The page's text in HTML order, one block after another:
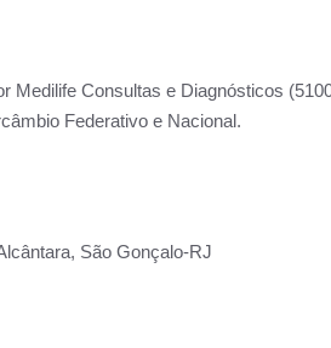
Medilife Consultas e Diagnósticos
Federativo e Nacional.
São Gonçalo-RJ